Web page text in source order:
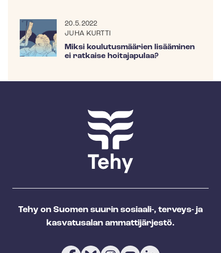
20.5.2022
JUHA KURTTI
Miksi koulutusmäärien lisääminen
ei ratkaise hoitajapulaa?
Tehy on Suomen suurin sosiaali-, terveys- ja
kasvatusalan ammattijärjestö.